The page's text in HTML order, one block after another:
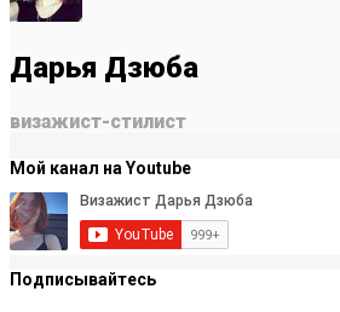
Дарья Дзюба
визажист-стилист
Мой канал на Youtube
Подписывайтесь